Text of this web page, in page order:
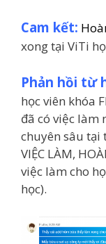
Cam kết:
xong tại ViTi
Phản hồi từ
học viên khóa
đã có việc làm
chuyên sâu tại
VIỆC LÀM,
việc làm cho
học).